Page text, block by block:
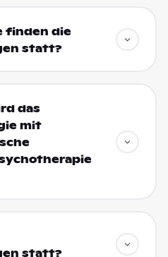
finden die
statt?
das
mit
statt?